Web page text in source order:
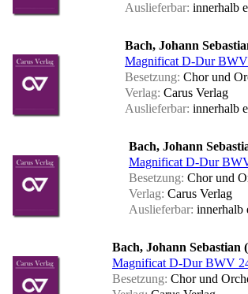
Auslieferbar: innerhalb
Bach, Johann
Magnificat D-Dur
Besetzung: Chor und
Verlag: Carus Verlag
Auslieferbar: innerhalb
Bach, Johann
Magnificat D-Dur
Besetzung: Chor und
Verlag: Carus Verlag
Auslieferbar: innerhalb
Bach, Johann Sebastian
Magnificat D-Dur BWV
Besetzung: Chor und